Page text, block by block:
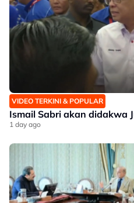
VIDEO TERKINI & POPULAR
Ismail Sabri akan didakwa
1 day ago